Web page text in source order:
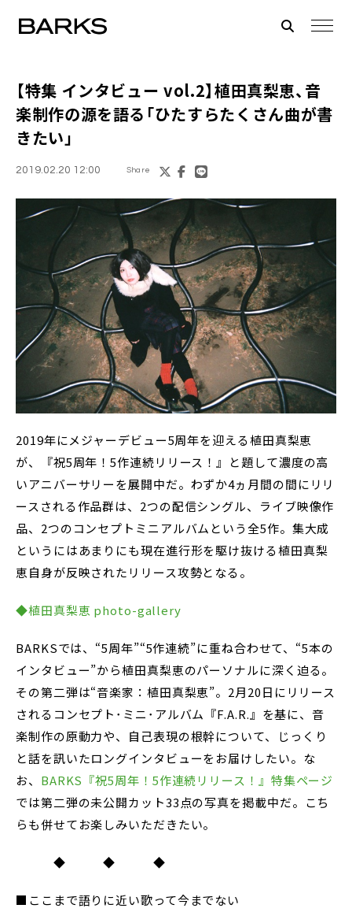
【特集 インタビュー vol.2】植田真梨恵、音
楽制作の源を語る「ひたすらたくさん曲が書
きたい」
2019.02.20 12:00 Share
2019年にメジャーデビュー5周年を迎える植田真梨恵
が、『祝5周年！5作連続リリース！』と題して濃度の高
いアニバーサリーを展開中だ。わずか4ヵ月間の間にリリ
ースされる作品群は、2つの配信シングル、ライブ映像作
品、2つのコンセプトミニアルバムという全5作。集大成
というにはあまりにも現在進行形を駆け抜ける植田真梨
恵自身が反映されたリリース攻勢となる。
◆植田真梨恵 photo-gallery
BARKSでは、“5周年”“5作連続”に重ね合わせて、“5本の
インタビュー”から植田真梨恵のパーソナルに深く迫る。
その第二弾は“音楽家：植田真梨恵”。2月20日にリリース
されるコンセプト･ミニ･アルバム『F.A.R.』を基に、音
楽制作の原動力や、自己表現の根幹について、じっくり
と話を訊いたロングインタビューをお届けしたい。な
お、 BARKS『祝5周年！5作連続リリース！』特集ページ
では第二弾の未公開カット33点の写真を掲載中だ。こち
らも併せてお楽しみいただきたい。
◆ ◆ ◆
■ここまで語りに近い歌って今までない